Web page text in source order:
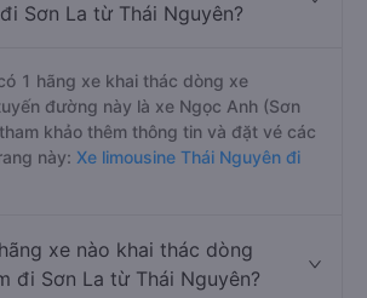
Sơn La từ Thái Nguyên?
1 hãng xe khai thác dòng xe
đường này là xe Ngọc Anh (Sơn
khảo thêm thông tin và đặt vé các
này: Xe limousine Thái Nguyên đi
xe nào khai thác dòng
đi Sơn La từ Thái Nguyên?